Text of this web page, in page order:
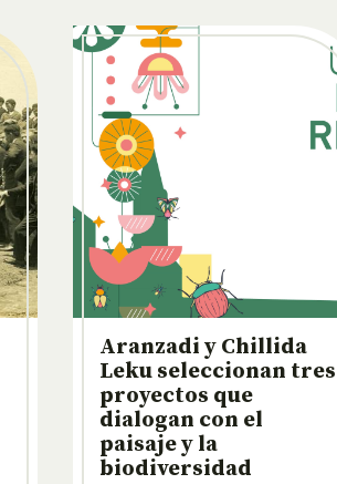
Aranzadi y Chillida
Leku seleccionan tres
proyectos que
dialogan con el
paisaje y la
biodiversidad